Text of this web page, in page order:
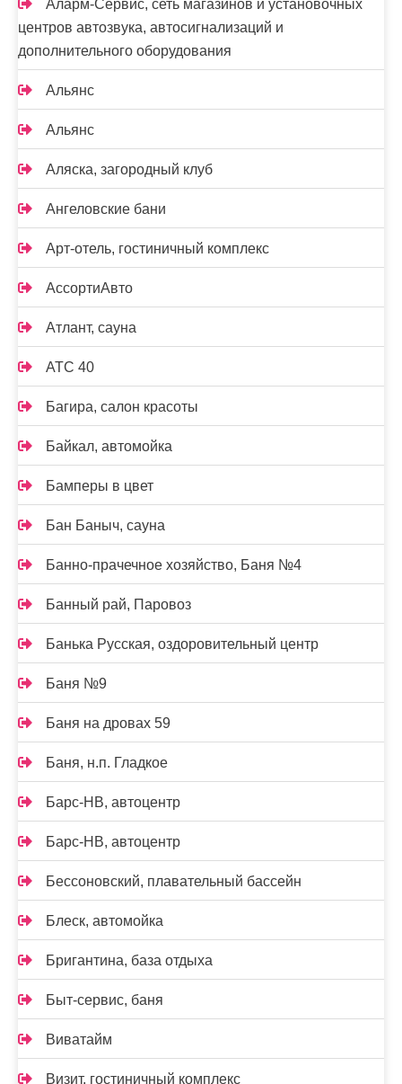
Аларм-Сервис, сеть магазинов и установочных
центров автозвука, автосигнализаций и
дополнительного оборудования
Альянс
Альянс
Аляска, загородный клуб
Ангеловские бани
Арт-отель, гостиничный комплекс
АссортиАвто
Атлант, сауна
АТС 40
Багира, салон красоты
Байкал, автомойка
Бамперы в цвет
Бан Баныч, сауна
Банно-прачечное хозяйство, Баня №4
Банный рай, Паровоз
Банька Русская, оздоровительный центр
Баня №9
Баня на дровах 59
Баня, н.п. Гладкое
Барс-НВ, автоцентр
Барс-НВ, автоцентр
Бессоновский, плавательный бассейн
Блеск, автомойка
Бригантина, база отдыха
Быт-сервис, баня
Виватайм
Визит, гостиничный комплекс